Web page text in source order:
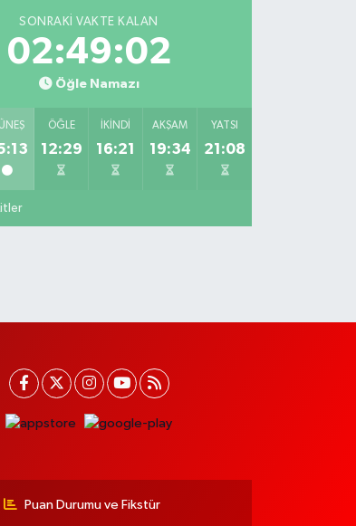
SONRAKI VAKTE KALAN
02:49:01
Öğle Namazı
ÖĞLE
12:29
İKINDI
16:21
AKŞAM
19:34
YATSI
21:08
Puan Durumu ve Fikstür